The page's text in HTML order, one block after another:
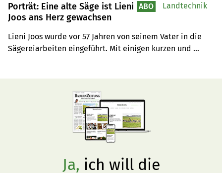
Porträt: Eine alte Säge ist Lieni
Joos ans Herz gewachsen
Lieni Joos wurde vor 57 Jahren von seinem Vater in die
Sägereiarbeiten eingeführt. Mit einigen kurzen und
ABO Landtechnik
Ja, ich will die